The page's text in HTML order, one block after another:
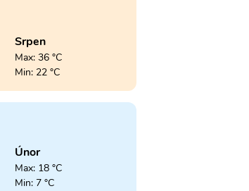
Srpen
Max: 36 °C
Min: 22 °C
Únor
Max: 18 °C
Min: 7 °C